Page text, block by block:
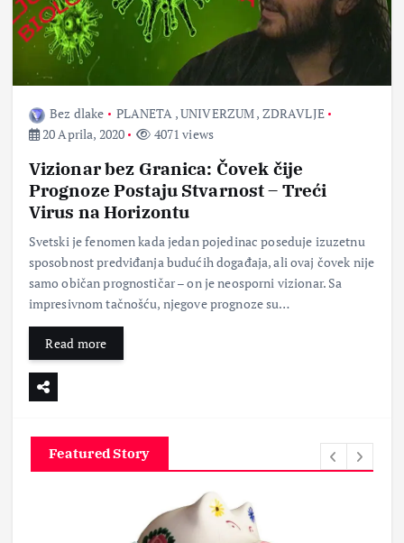
Bez dlake PLANETA ,UNIVERZUM, ZDRAVLJE
20 Aprila, 2020
4071 views
Vizionar bez Granica: Čovek čije
Prognoze Postaju Stvarnost – Treći
Virus na Horizontu
Svetski je fenomen kada jedan pojedinac poseduje izuzetnu
sposobnost predviđanja budućih događaja, ali ovaj čovek nije
samo običan prognostičar – on je neosporni vizionar. Sa
impresivnom tačnošću, njegove prognoze su…
Read more
Featured Story